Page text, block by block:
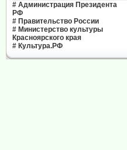
# Администрация Президента
РФ
# Правительство России
# Министерство культуры
Красноярского края
# Культура.РФ